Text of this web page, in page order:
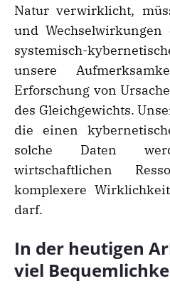
Natur verwirklicht,
und
systemisch-
unsere
Erforschung von
des Gleichgewichts.
die einen
solche Daten
wirtschaftlichen
komplexere
darf.
In der heutigen
viel